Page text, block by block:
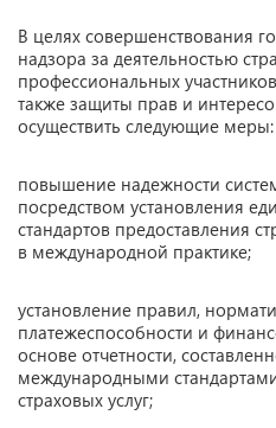
В целях совершенствования
надзора за деятельностью
профессиональных
также защиты прав и
осуществить следующие меры:
повышение надежности
посредством установления
стандартов предоставления
в международной практике;
установление правил,
платежеспособности и
основе отчетности,
международными
страховых услуг;